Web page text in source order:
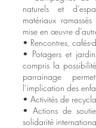
naturels et
matériaux
mise en œuvre
• Rencontres, cafés-
• Potagers et
compris la
parrainage
l’implication des
• Activités de
• Actions de
solidarité